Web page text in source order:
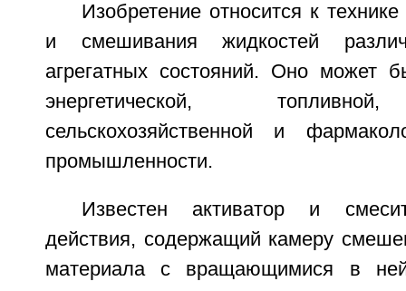
Изобретение относится к
и смешивания жидкостей
агрегатных состояний. Оно может
энергетической,
сельскохозяйственной и
промышленности.
Известен активатор и
действия, содержащий камеру
материала с вращающимися в